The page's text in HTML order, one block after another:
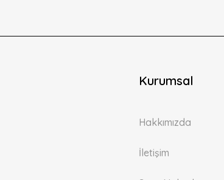
Kurumsal
Hakkımızda
İletişim